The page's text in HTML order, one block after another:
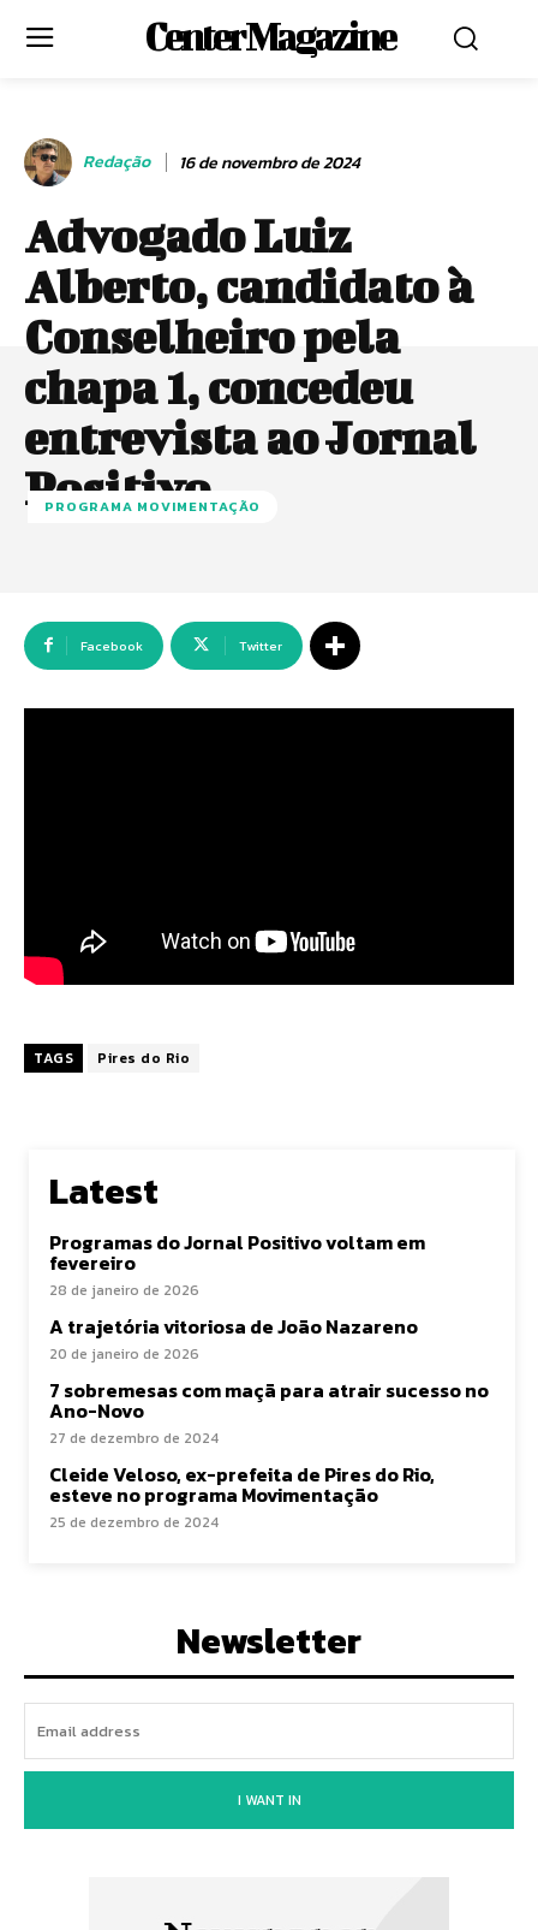
Center Magazine
Redação 16 de novembro de 2024
Advogado Luiz
Alberto, candidato à
Conselheiro pela
chapa 1, concedeu
entrevista ao Jornal
Positivo
PROGRAMA MOVIMENTAÇÃO
Facebook Twitter
TAGS Pires do Rio
Latest
Programas do Jornal Positivo voltam em
fevereiro
28 de janeiro de 2026
A trajetória vitoriosa de João Nazareno
20 de janeiro de 2026
7 sobremesas com maçã para atrair sucesso no
Ano-Novo
27 de dezembro de 2024
Cleide Veloso, ex-prefeita de Pires do Rio,
esteve no programa Movimentação
25 de dezembro de 2024
Newsletter
I WANT IN